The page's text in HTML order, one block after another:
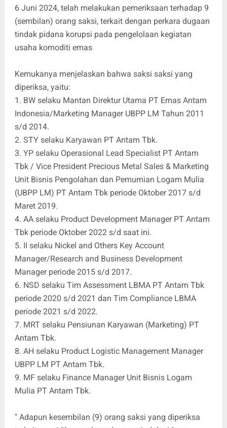
6 Juni 2024, telah melakukan pemeriksaan terhadap 9
(sembilan) orang saksi, terkait dengan perkara dugaan
tindak pidana korupsi pada pengelolaan kegiatan
usaha komoditi emas
Kemukanya menjelaskan bahwa saksi saksi yang
diperiksa, yaitu:
1. BW selaku Mantan Direktur Utama PT Emas Antam
Indonesia/Marketing Manager UBPP LM Tahun 2011
s/d 2014.
2. STY selaku Karyawan PT Antam Tbk.
3. YP selaku Operasional Lead Specialist PT Antam
Tbk / Vice President Precious Metal Sales & Marketing
Unit Bisnis Pengolahan dan Pemurnian Logam Mulia
(UBPP LM) PT Antam Tbk periode Oktober 2017 s/d
Maret 2019.
4. AA selaku Product Development Manager PT Antam
Tbk periode Oktober 2022 s/d saat ini.
5. II selaku Nickel and Others Key Account
Manager/Research and Business Development
Manager periode 2015 s/d 2017.
6. NSD selaku Tim Assessment LBMA PT Antam Tbk
periode 2020 s/d 2021 dan Tim Compliance LBMA
periode 2021 s/d 2022.
7. MRT selaku Pensiunan Karyawan (Marketing) PT
Antam Tbk.
8. AH selaku Product Logistic Management Manager
UBPP LM PT Antam Tbk.
9. MF selaku Finance Manager Unit Bisnis Logam
Mulia PT Antam Tbk.
" Adapun kesembilan (9) orang saksi yang diperiksa